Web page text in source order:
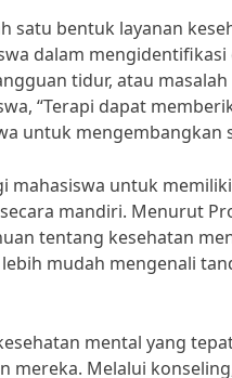
satu bentuk layanan
dalam
tidur, atau
“Terapi dapat
untuk mengembangkan
mahasiswa untuk
mandiri. Menurut
tentang kesehatan
mudah mengenali
mental yang
mereka. Melalui